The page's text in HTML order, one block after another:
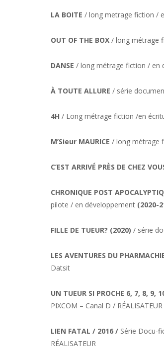
LA BOITE / long metrage fiction /
OUT OF THE BOX / long métrage
DANSE / long métrage fiction / en
À TOUTE ALLURE / série
4H / Long métrage fiction /en
M’Sieur MAURICE / long métrage
C’EST ARRIVÉ PRÈS DE CHEZ
CHRONIQUE POST
pilote / en développement (2020-
FILLE DE TUEUR? (2020) / série
LES AVENTURES DU
Datsit
UN TUEUR SI PROCHE 6, 7, 8, 9,
PIXCOM – Canal D / RÉALISATEUR
LIEN FATAL / 2016 / Série Docu-
RÉALISATEUR